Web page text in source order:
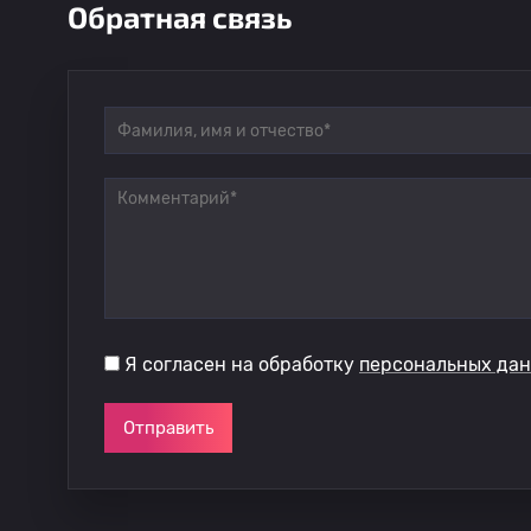
Обратная связь
Я согласен на обработку персональных
Отправить